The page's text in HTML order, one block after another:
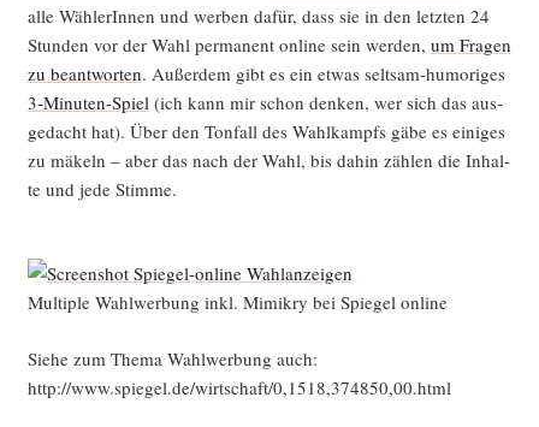
alle Wäh­le­rIn­nen und wer­ben dafür, dass sie in den letz­ten 24
Stun­den vor der Wahl per­ma­nent online sein wer­den, um Fra­gen
zu beant­wor­ten. Außer­dem gibt es ein etwas selt­sam-humo­ri­ges
3‑Mi­nu­ten-Spiel (ich kann mir schon den­ken, wer sich das aus­
ge­dacht hat). Über den Ton­fall des Wahl­kampfs gäbe es eini­ges
zu mäkeln – aber das nach der Wahl, bis dahin zäh­len die Inhal­
te und jede Stimme.
Mul­ti­ple Wahl­wer­bung inkl. Mimi­kry bei Spie­gel online
Sie­he zum The­ma Wahl­wer­bung auch:
http://www.spiegel.de/wirtschaft/0,1518,374850,00.html